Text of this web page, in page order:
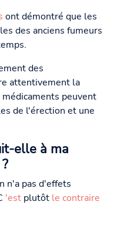
ont démontré que les
des anciens fumeurs
des
attentivement la
peuvent
de l'érection et une
elle à ma
n'a pas d'effets
'est plutôt le contraire